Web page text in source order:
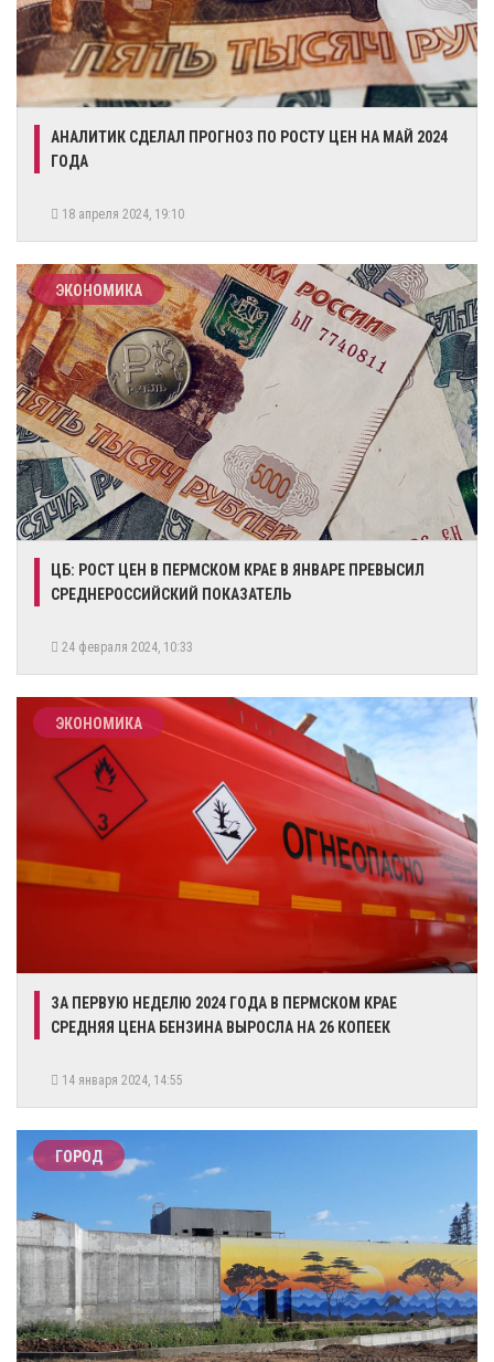
​АНАЛИТИК СДЕЛАЛ ПРОГНОЗ ПО РОСТУ ЦЕН НА МАЙ 2024
ГОДА
18 апреля 2024, 19:10
ЭКОНОМИКА
​ЦБ: РОСТ ЦЕН В ПЕРМСКОМ КРАЕ В ЯНВАРЕ ПРЕВЫСИЛ
СРЕДНЕРОССИЙСКИЙ ПОКАЗАТЕЛЬ
24 февраля 2024, 10:33
ЭКОНОМИКА
​ЗА ПЕРВУЮ НЕДЕЛЮ 2024 ГОДА В ПЕРМСКОМ КРАЕ
СРЕДНЯЯ ЦЕНА БЕНЗИНА ВЫРОСЛА НА 26 КОПЕЕК
14 января 2024, 14:55
ГОРОД